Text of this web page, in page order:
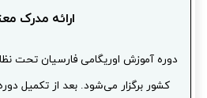
ارائه مدرک
دوره آموزش اوریگامی فارسیان تحت
کشور برگزار می‌شود. بعد از تکمیل